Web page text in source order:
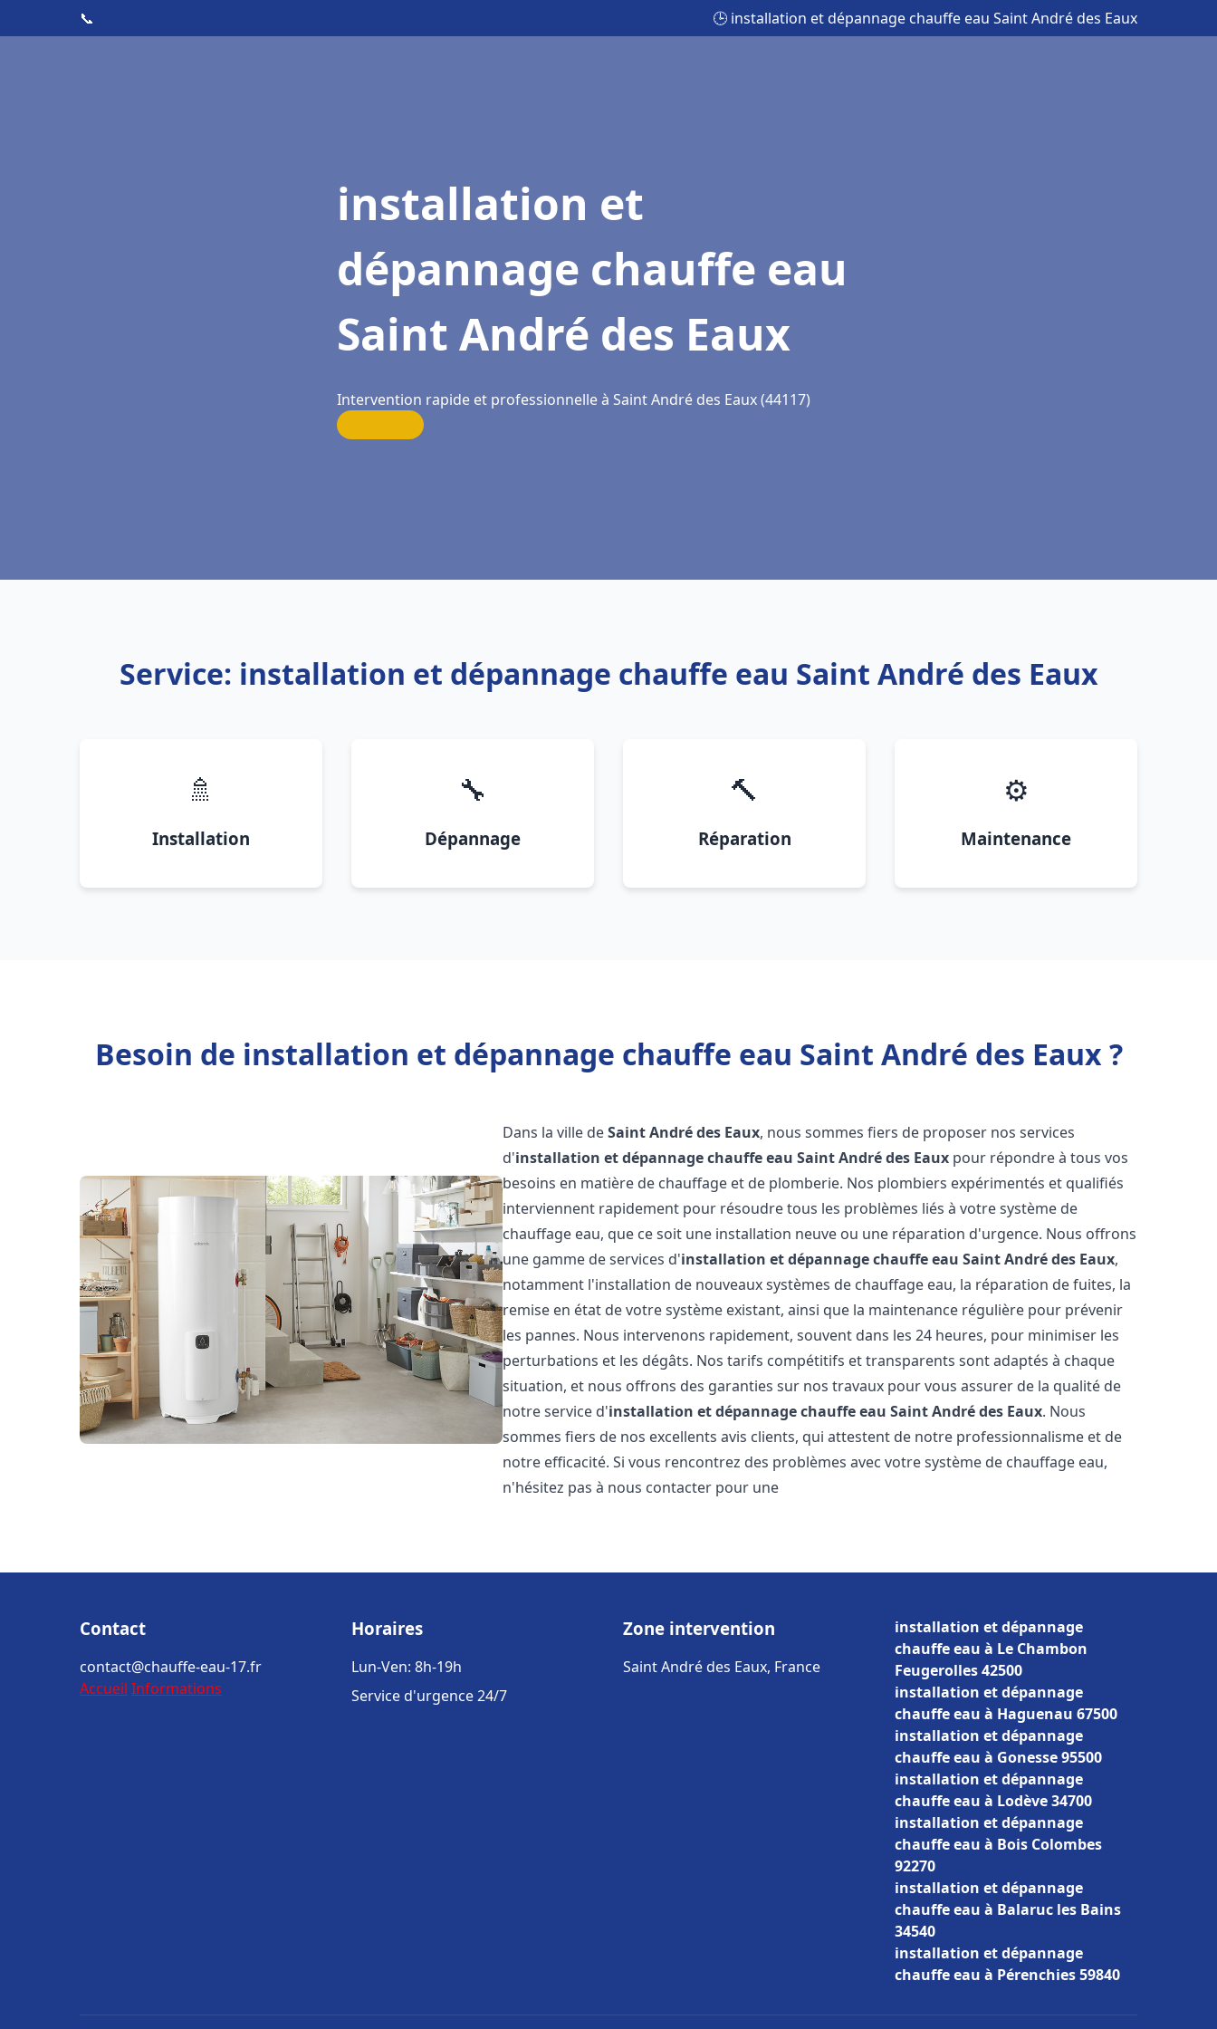
📞 🕒 installation et dépannage chauffe eau Saint André des Eaux
installation et
dépannage chauffe eau
Saint André des Eaux
Intervention rapide et professionnelle à Saint André des Eaux (44117)
Service: installation et dépannage chauffe eau Saint André des Eaux
🚿
Installation
🔧
Dépannage
🔨
Réparation
⚙️
Maintenance
Besoin de installation et dépannage chauffe eau Saint André des Eaux ?
Dans la ville deSaint André des Eaux, nous sommes fiers de proposer nos services
d'installation et dépannage chauffe eau Saint André des Eaux pour répondre à tous vos
besoins en matière de chauffage et de plomberie. Nos plombiers expérimentés et qualifiés
interviennent rapidement pour résoudre tous les problèmes liés à votre système de
chauffage eau, que ce soit une installation neuve ou une réparation d'urgence. Nous offrons
une gamme de services d'installation et dépannage chauffe eau Saint André des Eaux,
notamment l'installation de nouveaux systèmes de chauffage eau, la réparation de fuites, la
remise en état de votre système existant, ainsi que la maintenance régulière pour prévenir
les pannes. Nous intervenons rapidement, souvent dans les 24 heures, pour minimiser les
perturbations et les dégâts. Nos tarifs compétitifs et transparents sont adaptés à chaque
situation, et nous offrons des garanties sur nos travaux pour vous assurer de la qualité de
notre service d'installation et dépannage chauffe eau Saint André des Eaux. Nous
sommes fiers de nos excellents avis clients, qui attestent de notre professionnalisme et de
notre efficacité. Si vous rencontrez des problèmes avec votre système de chauffage eau,
n'hésitez pas à nous contacter pour une
Contact
contact@chauffe-eau-17.fr
Accueil Informations
Horaires
Lun-Ven: 8h-19h
Service d'urgence 24/7
Zone intervention
Saint André des Eaux, France
installation et dépannage
chauffe eau à Le Chambon
Feugerolles 42500
installation et dépannage
chauffe eau à Haguenau 67500
installation et dépannage
chauffe eau à Gonesse 95500
installation et dépannage
chauffe eau à Lodève 34700
installation et dépannage
chauffe eau à Bois Colombes
92270
installation et dépannage
chauffe eau à Balaruc les Bains
34540
installation et dépannage
chauffe eau à Pérenchies 59840